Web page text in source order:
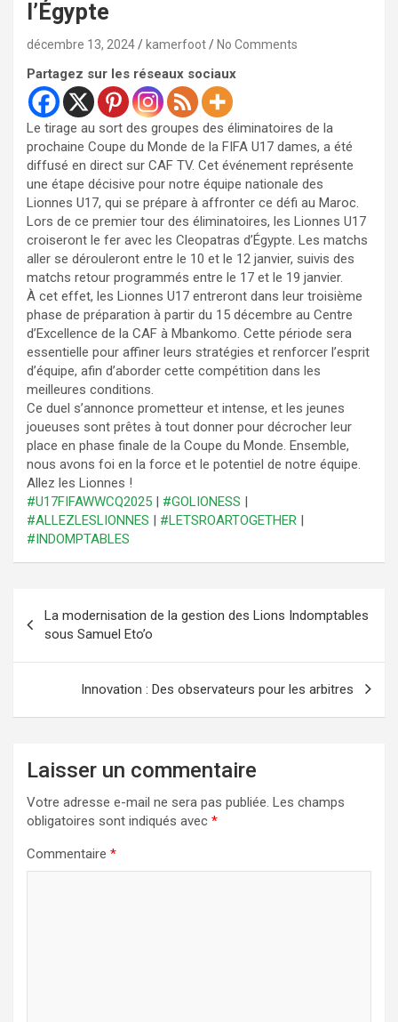
l’Égypte
décembre 13, 2024 kamerfoot No Comments
Partagez sur les réseaux sociaux
Le tirage au sort des groupes des éliminatoires de la
prochaine Coupe du Monde de la FIFA U17 dames, a été
diffusé en direct sur CAF TV. Cet événement représente
une étape décisive pour notre équipe nationale des
Lionnes U17, qui se prépare à affronter ce défi au Maroc.
Lors de ce premier tour des éliminatoires, les Lionnes U17
croiseront le fer avec les Cleopatras d’Égypte. Les matchs
aller se dérouleront entre le 10 et le 12 janvier, suivis des
matchs retour programmés entre le 17 et le 19 janvier.
À cet effet, les Lionnes U17 entreront dans leur troisième
phase de préparation à partir du 15 décembre au Centre
d’Excellence de la CAF à Mbankomo. Cette période sera
essentielle pour affiner leurs stratégies et renforcer l’esprit
d’équipe, afin d’aborder cette compétition dans les
meilleures conditions.
Ce duel s’annonce prometteur et intense, et les jeunes
joueuses sont prêtes à tout donner pour décrocher leur
place en phase finale de la Coupe du Monde. Ensemble,
nous avons foi en la force et le potentiel de notre équipe.
Allez les Lionnes !
#U17FIFAWWCQ2025 | #GOLIONESS |
#ALLEZLESLIONNES | #LETSROARTOGETHER |
#INDOMPTABLES
de
l’article
La modernisation de la gestion des Lions Indomptables
sous Samuel Eto’o
Innovation : Des observateurs pour les arbitres
Laisser un commentaire
Votre adresse e-mail ne sera pas publiée. Les champs
obligatoires sont indiqués avec *
Commentaire *